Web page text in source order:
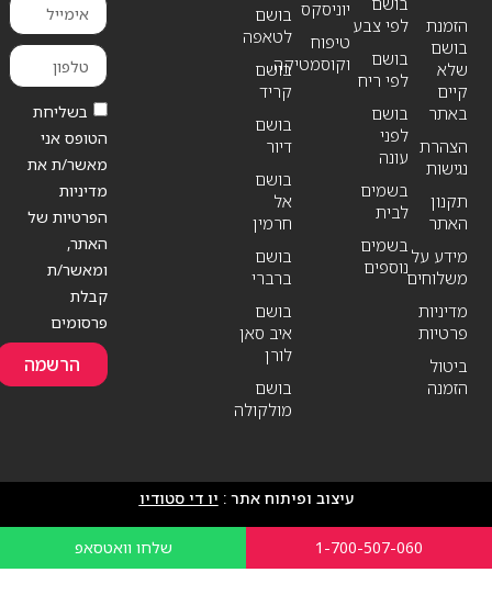
הזמנת
בושם
שלא
קיים
באתר
הצהרת
נגישות
תקנון
האתר
מידע על
משלוחים
מדיניות
פרטיות
ביטול
הזמנה
יוניסקס
טיפוח
וקוסמטיקה
לפי צבע
בושם
לפי ריח
בושם
לפני
עונה
בשמים
לבית
בשמים
נוספים
בושם
לטאפה
בושם
קריד
בושם
דיור
בושם
אל
חרמין
בושם
ברברי
בושם
איב סאן
לורן
בושם
מולקולה
בשליחת
הטופס אני
מאשר/ת את
מדיניות
הפרטיות של
האתר,
ומאשר/ת
קבלת
פרסומים
הרשמה
עיצוב ופיתוח אתר : יו די סטודיו
1-700-507-060 שלחו וואטסאפ